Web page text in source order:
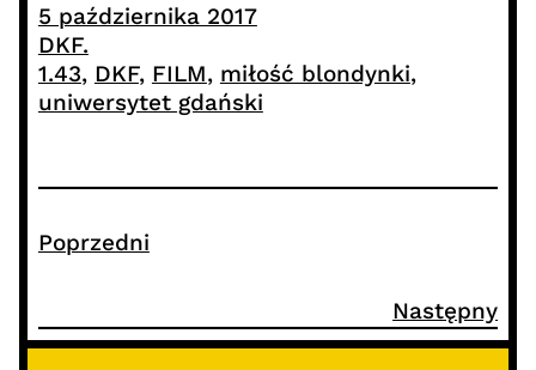
5 października 2017
DKF.
1.43, DKF, FILM, miłość blondynki ,
uniwersytet gdański
Poprzedni
Następny